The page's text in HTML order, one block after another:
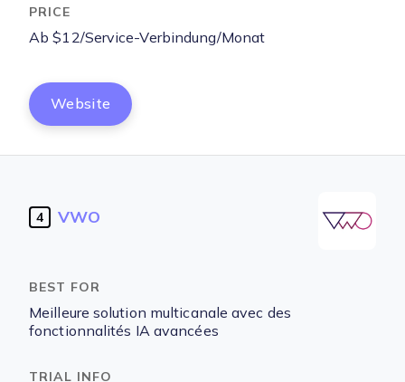
Ab $12/Service-Verbindung/Monat
Website
4 VWO
Meilleure solution multicanale avec des
fonctionnalités IA avancées